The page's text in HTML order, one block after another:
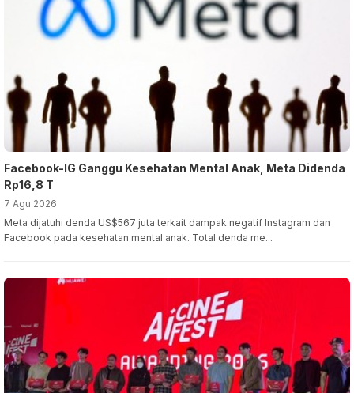
Facebook-IG Ganggu Kesehatan Mental Anak, Meta Didenda
Rp16,8 T
7 Agu 2026
Meta dijatuhi denda US$567 juta terkait dampak negatif Instagram dan
Facebook pada kesehatan mental anak. Total denda me...